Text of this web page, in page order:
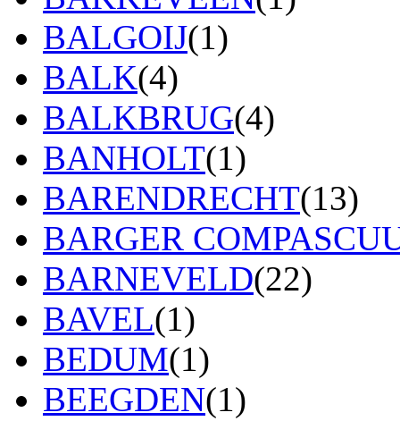
BALGOIJ(1)
BALK(4)
BALKBRUG(4)
BANHOLT(1)
BARENDRECHT(13)
BARGER
BARNEVELD(22)
BAVEL(1)
BEDUM(1)
BEEGDEN(1)